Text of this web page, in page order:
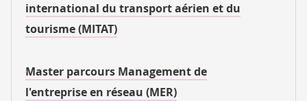
international du transport aérien et du
tourisme (MITAT)
Master parcours Management de
l'entreprise en réseau (MER)